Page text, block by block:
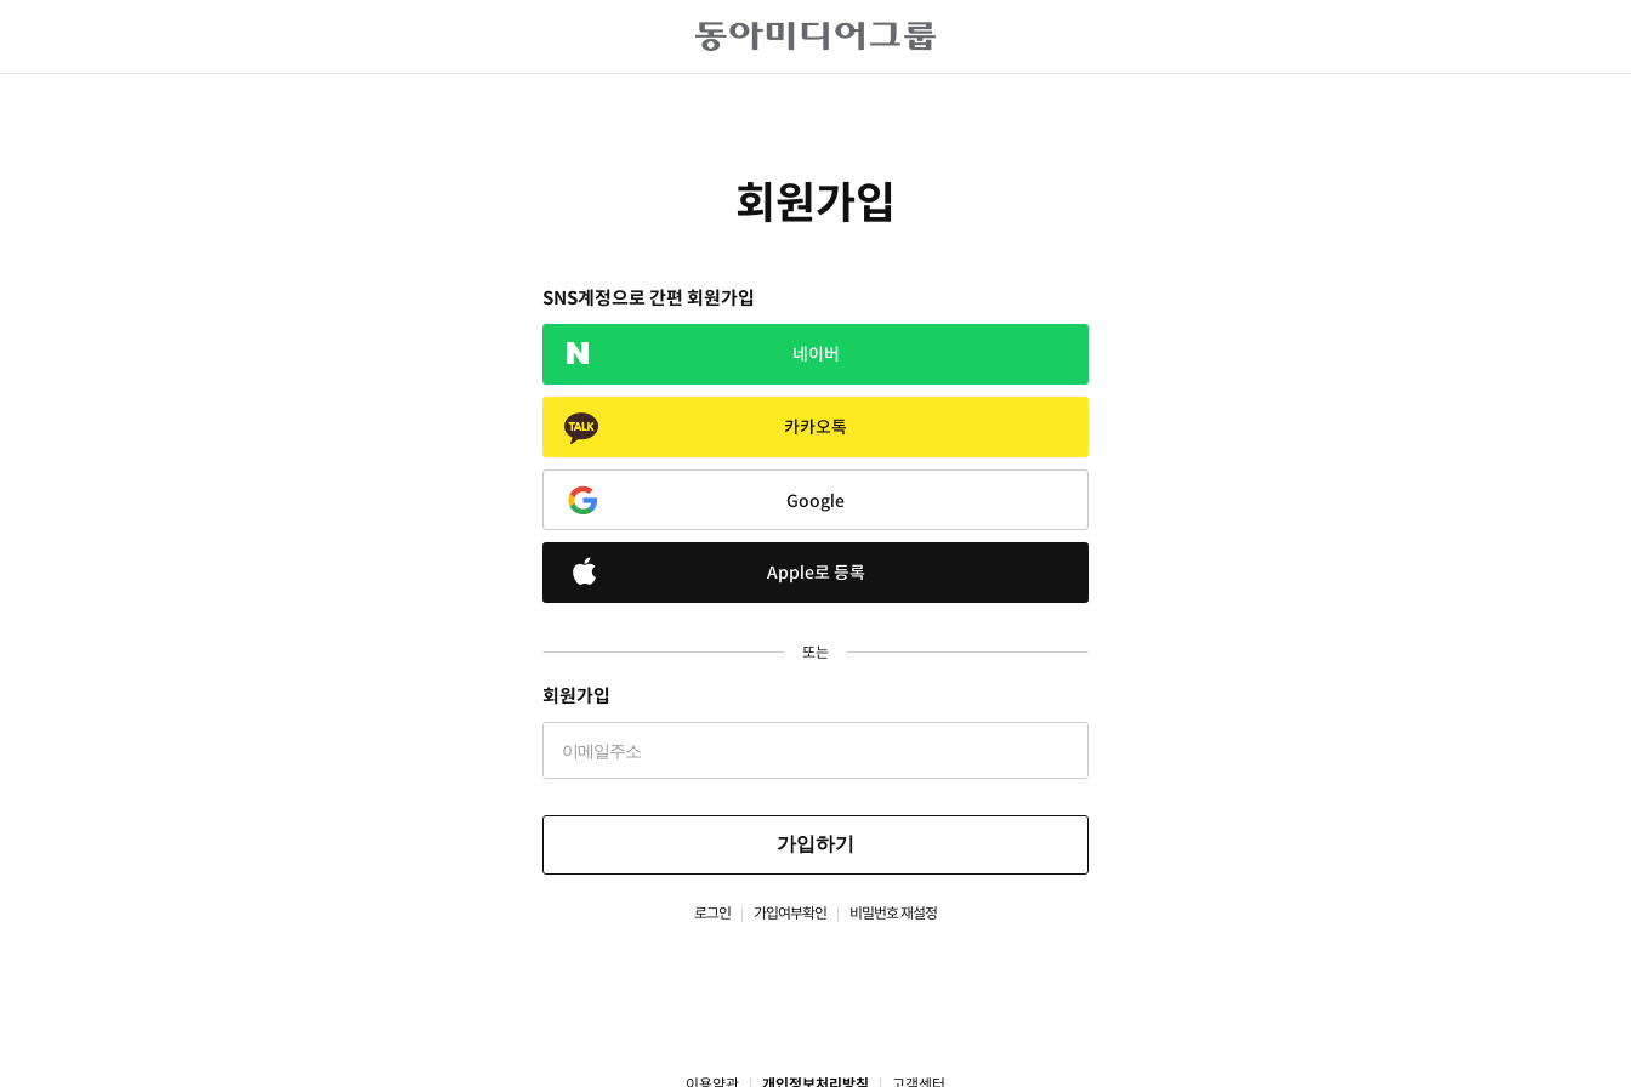
회원가입
SNS계정으로 간편 회원가입
네이버
카카오톡
Google
Apple로 등록
또는
회원가입
가입하기
로그인 가입여부확인 비밀번호 재설정